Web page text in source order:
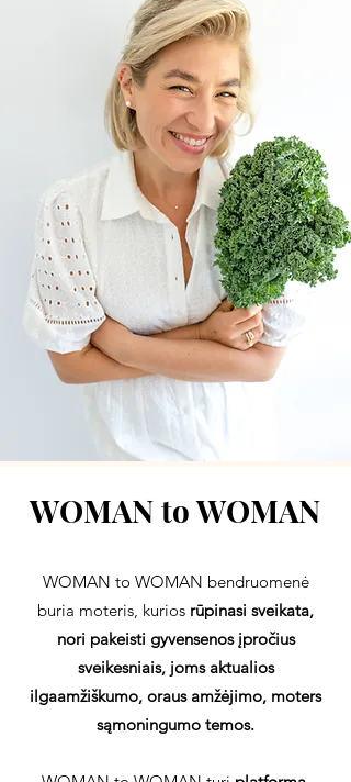
WOMAN to WOMAN
WOMAN to WOMAN bendruomenė
buria moteris, kurios rūpinasi sveikata,
nori pakeisti gyvensenos įpročius
sveikesniais, joms aktualios
ilgaamžiškumo, oraus amžėjimo, moters
sąmoningumo temos.